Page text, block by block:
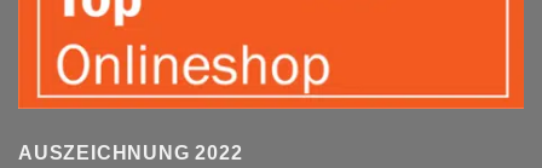
AUSZEICHNUNG 2022